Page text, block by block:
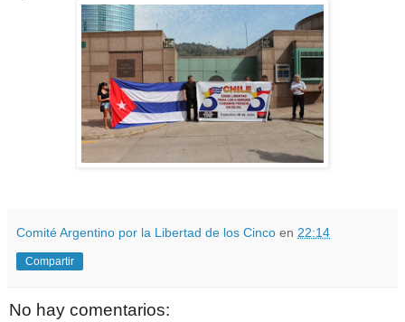
Comité Argentino por la Libertad de los Cinco en 22:14
Compartir
No hay comentarios: